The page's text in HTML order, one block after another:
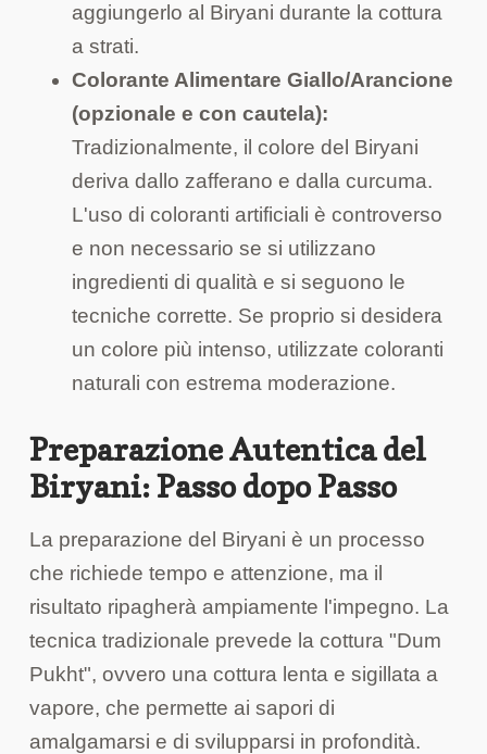
aggiungerlo al Biryani durante la cottura
a strati.
Colorante Alimentare Giallo/Arancione
(opzionale e con cautela):
Tradizionalmente, il colore del Biryani
deriva dallo zafferano e dalla curcuma.
L'uso di coloranti artificiali è controverso
e non necessario se si utilizzano
ingredienti di qualità e si seguono le
tecniche corrette. Se proprio si desidera
un colore più intenso, utilizzate coloranti
naturali con estrema moderazione.
Preparazione Autentica del
Biryani: Passo dopo Passo
La preparazione del Biryani è un processo
che richiede tempo e attenzione, ma il
risultato ripagherà ampiamente l'impegno. La
tecnica tradizionale prevede la cottura "Dum
Pukht", ovvero una cottura lenta e sigillata a
vapore, che permette ai sapori di
amalgamarsi e di svilupparsi in profondità.